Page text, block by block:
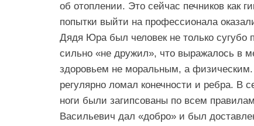
об отоплении. Это сейчас печников как
попытки выйти на профессионала
Дядя Юра был человек не только
сильно «не дружил», что выражалось в
здоровьем не моральным, а
регулярно ломал конечности и ребра. В
ноги были загипсованы по всем
Васильевич дал «добро» и был